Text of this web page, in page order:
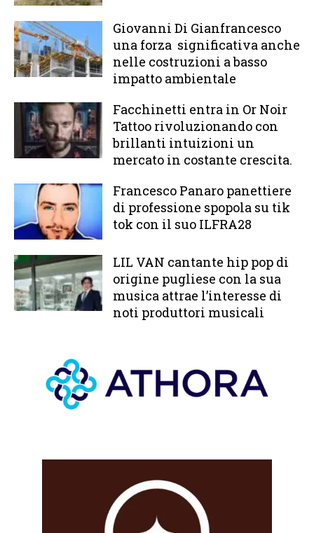
Giovanni Di Gianfrancesco
una forza significativa anche
nelle costruzioni a basso
impatto ambientale
Facchinetti entra in Or Noir
Tattoo rivoluzionando con
brillanti intuizioni un
mercato in costante crescita.
Francesco Panaro panettiere
di professione spopola su tik
tok con il suo ILFRA28
LIL VAN cantante hip pop di
origine pugliese con la sua
musica attrae l’interesse di
noti produttori musicali